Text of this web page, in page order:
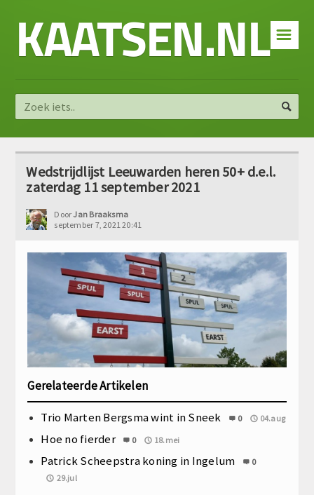
☰
KAATSEN.NL
Wedstrijdlijst Leeuwarden heren 50+ d.e.l.
zaterdag 11 september 2021
DoorJan Braaksma
september 7, 2021 20:41
Gerelateerde Artikelen
Trio Marten Bergsma wint in Sneek 0 04.aug
Hoe no fierder 0 18.mei
Patrick Scheepstra koning in Ingelum
0
29.jul